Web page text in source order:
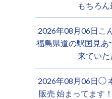
もちろ
2026年08月06日こ
福島県道の駅国見あ
来てい
2026年08月06日◯
販売 始まってます